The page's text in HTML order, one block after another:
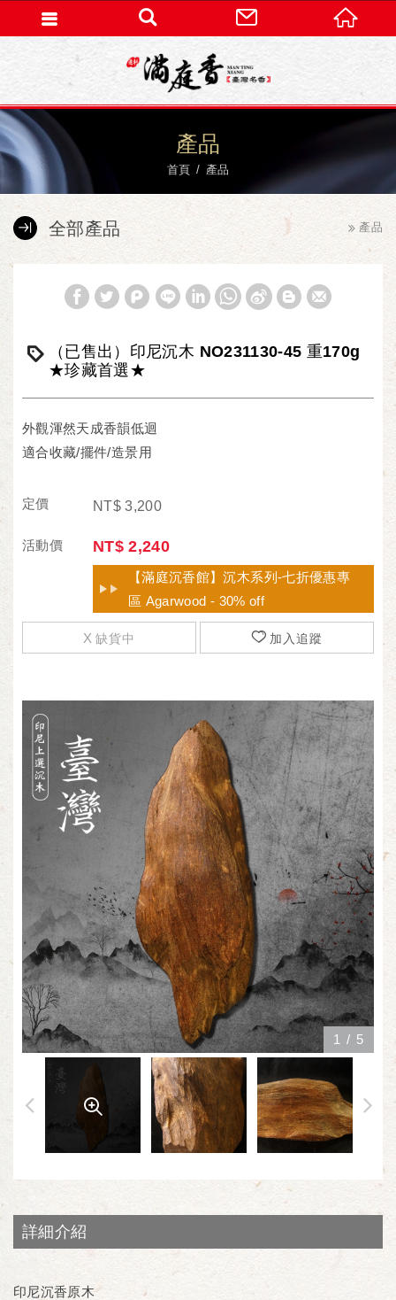
產品
首頁 產品
全部產品 產品
（已售出）印尼沉木 NO231130-45 重170g
★珍藏首選★
外觀渾然天成香韻低迴
適合收藏/擺件/造景用
定價 NT$ 3,200
活動價 NT$ 2,240
【滿庭沉香館】沉木系列-七折優惠專
區 Agarwood - 30% off
缺貨中 加入追蹤
1 / 5
詳細介紹
印尼沉香原木